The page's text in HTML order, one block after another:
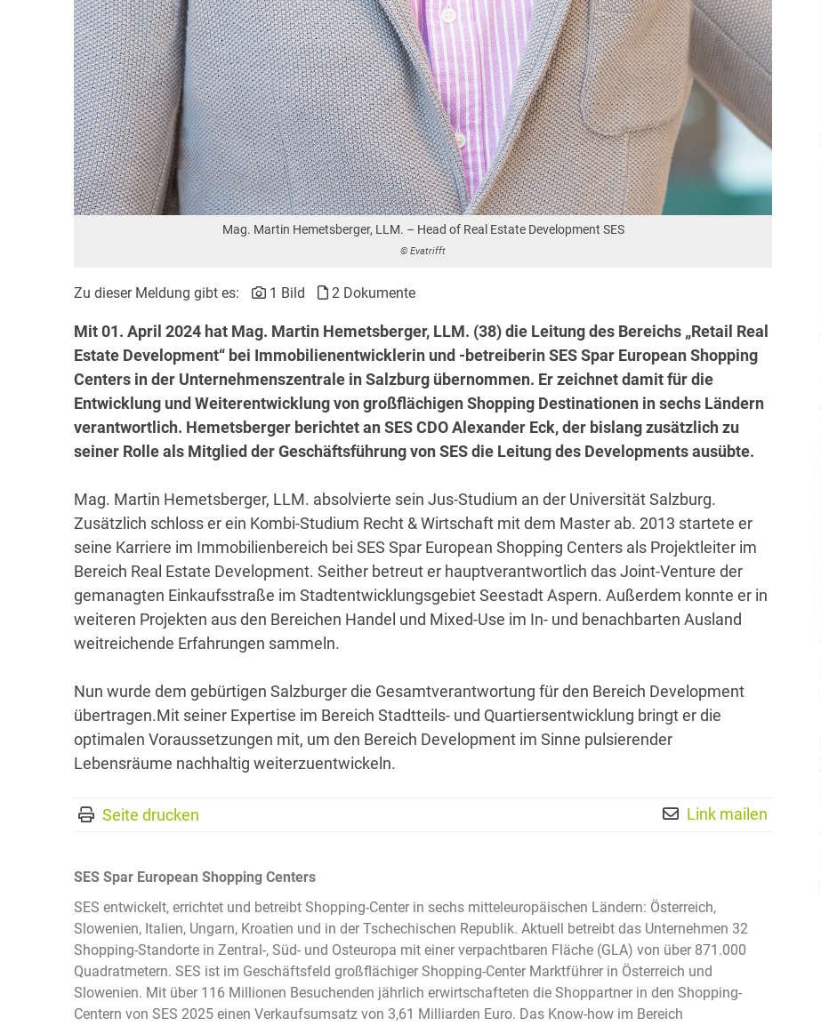
Mag. Martin Hemetsberger, LLM. – Head of Real Estate Development SES
© Evatrifft
Zu dieser Meldung gibt es: 1 Bild 2 Dokumente
Mit 01. April 2024 hat Mag. Martin Hemetsberger, LLM. (38) die Leitung des Bereichs „Retail Real
Estate Development“ bei Immobilienentwicklerin und -betreiberin SES Spar European Shopping
Centers in der Unternehmenszentrale in Salzburg übernommen. Er zeichnet damit für die
Entwicklung und Weiterentwicklung von großflächigen Shopping Destinationen in sechs Ländern
verantwortlich. Hemetsberger berichtet an SES CDO Alexander Eck, der bislang zusätzlich zu
seiner Rolle als Mitglied der Geschäftsführung von SES die Leitung des Developments ausübte.
Mag. Martin Hemetsberger, LLM. absolvierte sein Jus-Studium an der Universität Salzburg.
Zusätzlich schloss er ein Kombi-Studium Recht & Wirtschaft mit dem Master ab. 2013 startete er
seine Karriere im Immobilienbereich bei SES Spar European Shopping Centers als Projektleiter im
Bereich Real Estate Development. Seither betreut er hauptverantwortlich das Joint-Venture der
gemanagten Einkaufsstraße im Stadtentwicklungsgebiet Seestadt Aspern. Außerdem konnte er in
weiteren Projekten aus den Bereichen Handel und Mixed-Use im In- und benachbarten Ausland
weitreichende Erfahrungen sammeln.
Nun wurde dem gebürtigen Salzburger die Gesamtverantwortung für den Bereich Development
übertragen.Mit seiner Expertise im Bereich Stadtteils- und Quartiersentwicklung bringt er die
optimalen Voraussetzungen mit, um den Bereich Development im Sinne pulsierender
Lebensräume nachhaltig weiterzuentwickeln.
Seite drucken Link mailen
SES Spar European Shopping Centers
SES entwickelt, errichtet und betreibt Shopping-Center in sechs mitteleuropäischen Ländern: Österreich,
Slowenien, Italien, Ungarn, Kroatien und in der Tschechischen Republik. Aktuell betreibt das Unternehmen 32
Shopping-Standorte in Zentral-, Süd- und Osteuropa mit einer verpachtbaren Fläche (GLA) von über 871.000
Quadratmetern. SES ist im Geschäftsfeld großflächiger Shopping-Center Marktführer in Österreich und
Slowenien. Mit über 116 Millionen Besuchenden jährlich erwirtschafteten die Shoppartner in den Shopping-
Centern von SES 2025 einen Verkaufsumsatz von 3,61 Milliarden Euro. Das Know-how im Bereich